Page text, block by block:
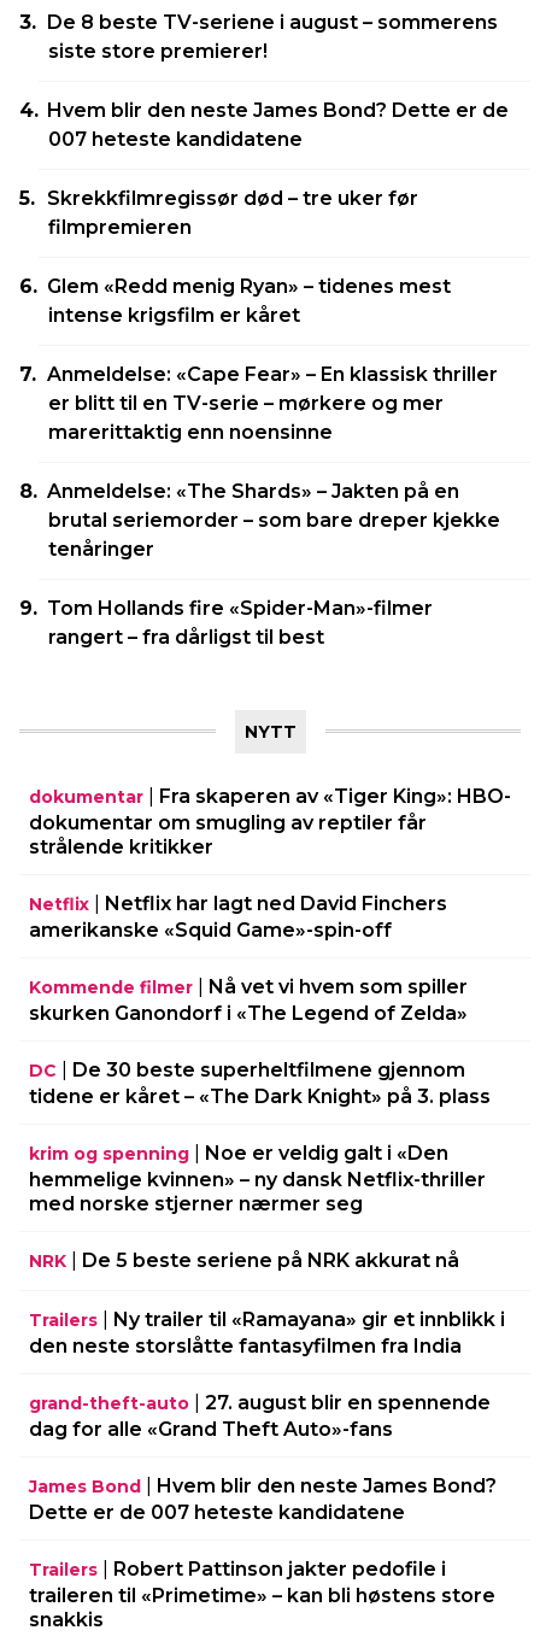
De 8 beste TV-seriene i august – sommerens
siste store premierer!
Hvem blir den neste James Bond? Dette er de
007 heteste kandidatene
Skrekkfilmregissør død – tre uker før
filmpremieren
Glem «Redd menig Ryan» – tidenes mest
intense krigsfilm er kåret
Anmeldelse: «Cape Fear» – En klassisk thriller
er blitt til en TV-serie – mørkere og mer
marerittaktig enn noensinne
Anmeldelse: «The Shards» – Jakten på en
brutal seriemorder – som bare dreper kjekke
tenåringer
Tom Hollands fire «Spider-Man»-filmer
rangert – fra dårligst til best
NYTT
dokumentar
Fra skaperen av «Tiger King»: HBO-
dokumentar om smugling av reptiler får
strålende kritikker
Netflix
Netflix har lagt ned David Finchers
amerikanske «Squid Game»-spin-off
Kommende filmer
Nå vet vi hvem som spiller
skurken Ganondorf i «The Legend of Zelda»
DC
De 30 beste superheltfilmene gjennom
tidene er kåret – «The Dark Knight» på 3. plass
krim og spenning
Noe er veldig galt i «Den
hemmelige kvinnen» – ny dansk Netflix-thriller
med norske stjerner nærmer seg
NRK De 5 beste seriene på NRK akkurat nå
Trailers
Ny trailer til «Ramayana» gir et innblikk i
den neste storslåtte fantasyfilmen fra India
grand-theft-auto
27. august blir en spennende
dag for alle «Grand Theft Auto»-fans
James Bond
Hvem blir den neste James Bond?
Dette er de 007 heteste kandidatene
Trailers
Robert Pattinson jakter pedofile i
traileren til «Primetime» – kan bli høstens store
snakkis